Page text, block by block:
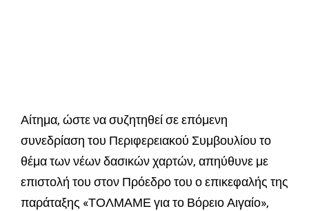
Αίτημα, ώστε να συζητηθεί σε επόμενη
συνεδρίαση του Περιφερειακού Συμβουλίου το
θέμα των νέων δασικών χαρτών, απηύθυνε με
επιστολή του στον Πρόεδρο του ο επικεφαλής της
παράταξης «ΤΟΛΜΑΜΕ για το Βόρειο Αιγαίο»,